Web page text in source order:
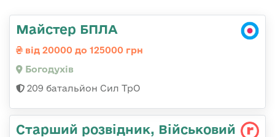
Майстер БПЛА
від 20000 до 125000 грн
Богодухів
209 батальйон Сил ТрО
Старший розвідник, Військовий